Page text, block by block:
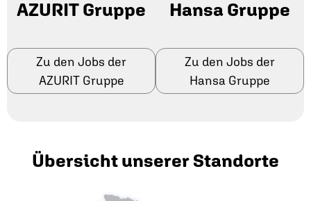
AZURIT Gruppe
Zu den Jobs der
AZURIT Gruppe
Hansa Gruppe
Zu den Jobs der
Hansa Gruppe
Übersicht unserer Standorte